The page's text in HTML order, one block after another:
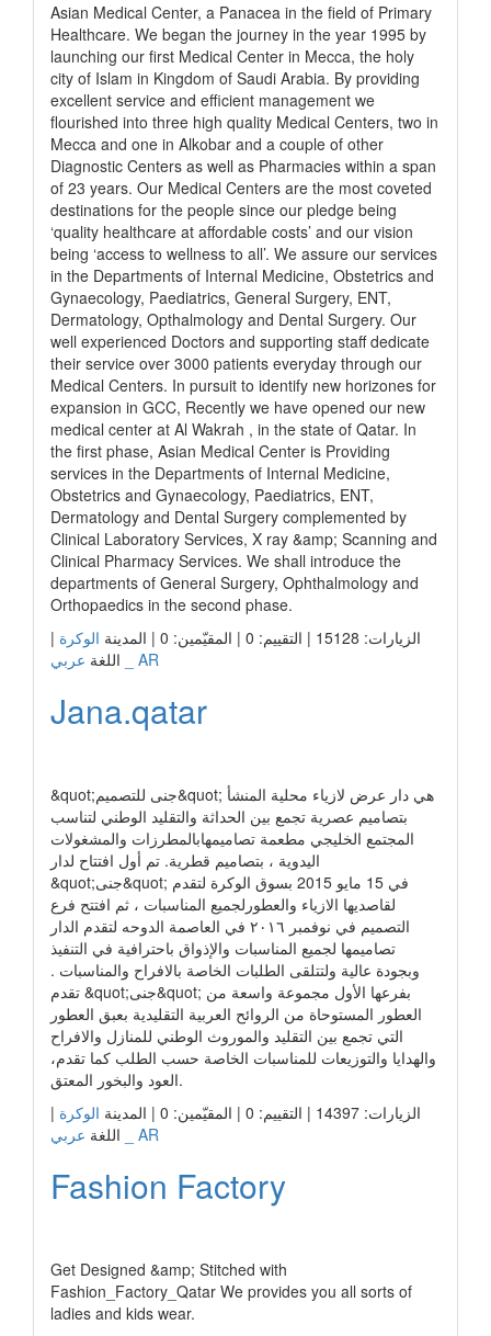
Asian Medical Center, a Panacea in the field of Primary
Healthcare. We began the journey in the year 1995 by
launching our first Medical Center in Mecca, the holy
city of Islam in Kingdom of Saudi Arabia. By providing
excellent service and efficient management we
flourished into three high quality Medical Centers, two in
Mecca and one in Alkobar and a couple of other
Diagnostic Centers as well as Pharmacies within a span
of 23 years. Our Medical Centers are the most coveted
destinations for the people since our pledge being
‘quality healthcare at affordable costs’ and our vision
being ‘access to wellness to all’. We assure our services
in the Departments of Internal Medicine, Obstetrics and
Gynaecology, Paediatrics, General Surgery, ENT,
Dermatology, Opthalmology and Dental Surgery. Our
well experienced Doctors and supporting staff dedicate
their service over 3000 patients everyday through our
Medical Centers. In pursuit to identify new horizones for
expansion in GCC, Recently we have opened our new
medical center at Al Wakrah , in the state of Qatar. In
the first phase, Asian Medical Center is Providing
services in the Departments of Internal Medicine,
Obstetrics and Gynaecology, Paediatrics, ENT,
Dermatology and Dental Surgery complemented by
Clinical Laboratory Services, X ray &amp; Scanning and
Clinical Pharmacy Services. We shall introduce the
departments of General Surgery, Ophthalmology and
Orthopaedics in the second phase.
الزيارات: 15128 | التقييم: 0 | المقيّمين: 0 | المدينة
الوكرة |
اللغة عربي _ AR
Jana.qatar
&quot;جنى للتصميم&quot; هي دار عرض لازياء محلية المنشأ
بتصاميم عصرية تجمع بين الحداثة والتقليد الوطني لتناسب
المجتمع الخليجي مطعمة تصاميمهابالمطرزات والمشغولات
اليدوية ، بتصاميم قطرية. تم أول افتتاح لدار
&quot;جنى&quot; في 15 مايو 2015 بسوق الوكرة لتقدم
لقاصديها الازياء والعطورلجميع المناسبات ، ثم افتتح فرع
التصميم في نوفمبر ٢٠١٦ في العاصمة الدوحه لتقدم الدار
تصاميمها لجميع المناسبات والإذواق باحترافية في التنفيذ
وبجودة عالية ولتتلقى الطلبات الخاصة بالافراح والمناسبات .
تقدم &quot;جنى&quot; بفرعها الأول مجموعة واسعة من
العطور المستوحاة من الروائح العربية التقليدية بعبق العطور
التي تجمع بين التقليد والموروث الوطني للمنازل والافراح
والهدايا والتوزيعات للمناسبات الخاصة حسب الطلب كما تقدم،
العود والبخور المعتق.
الزيارات: 14397 | التقييم: 0 | المقيّمين: 0 | المدينة
الوكرة |
اللغة عربي _ AR
Fashion Factory
Get Designed &amp; Stitched with
Fashion_Factory_Qatar We provides you all sorts of
ladies and kids wear.